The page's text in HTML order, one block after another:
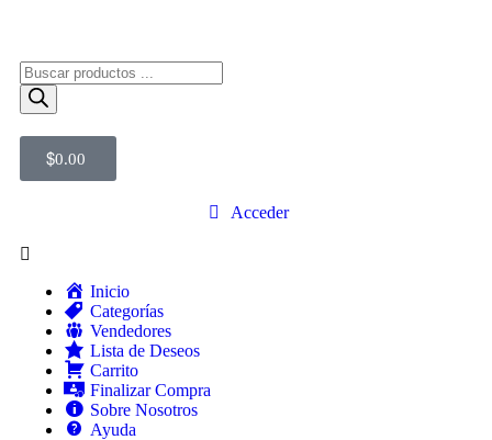
$0.00
Acceder
Inicio
Categorías
Vendedores
Lista de Deseos
Carrito
Finalizar Compra
Sobre Nosotros
Ayuda